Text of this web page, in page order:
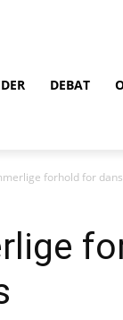
DEBAT
forhold for